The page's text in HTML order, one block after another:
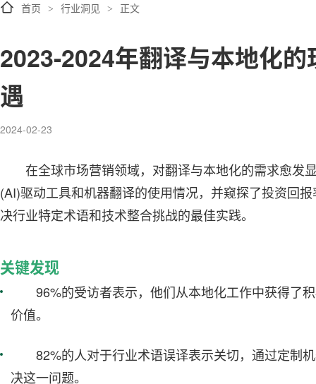
首页 > 行业洞见 > 正文
2023-2024年翻译与本地化
遇
2024-02-23
在全球市场营销领域，对翻译与本地化的需求愈发
(AI)驱动工具和机器翻译的使用情况，并窥探了投资回
决行业特定术语和技术整合挑战的最佳实践。
关键发现
96%的受访者表示，他们从本地化工作中获得了
价值。
82%的人对于行业术语误译表示关切，通过定制
决这一问题。